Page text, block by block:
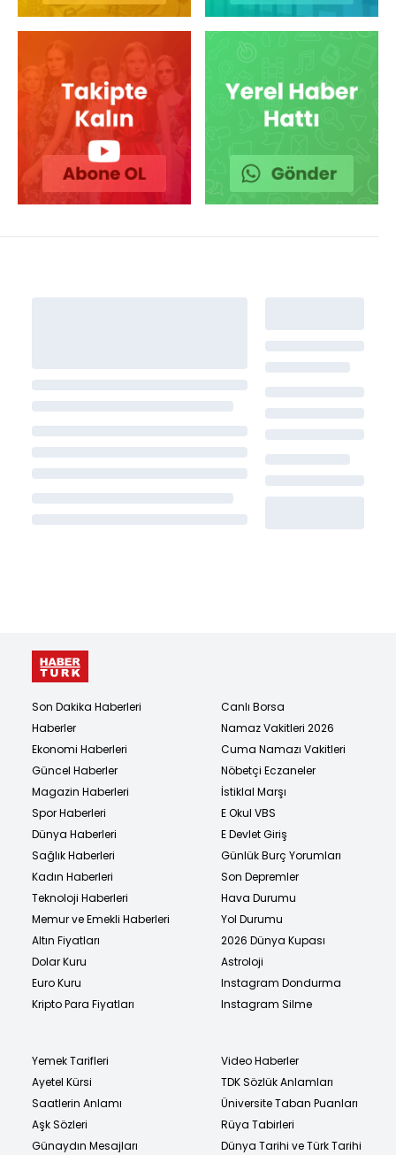
Son Dakika Haberleri
Haberler
Ekonomi Haberleri
Güncel Haberler
Magazin Haberleri
Spor Haberleri
Dünya Haberleri
Sağlık Haberleri
Kadın Haberleri
Teknoloji Haberleri
Memur ve Emekli Haberleri
Altın Fiyatları
Dolar Kuru
Euro Kuru
Kripto Para Fiyatları
Canlı Borsa
Namaz Vakitleri 2026
Cuma Namazı Vakitleri
Nöbetçi Eczaneler
İstiklal Marşı
E Okul VBS
E Devlet Giriş
Günlük Burç Yorumları
Son Depremler
Hava Durumu
Yol Durumu
2026 Dünya Kupası
Astroloji
Instagram Dondurma
Instagram Silme
Yemek Tarifleri
Ayetel Kürsi
Saatlerin Anlamı
Aşk Sözleri
Günaydın Mesajları
Video Haberler
TDK Sözlük Anlamları
Üniversite Taban Puanları
Rüya Tabirleri
Dünya Tarihi ve Türk Tarihi